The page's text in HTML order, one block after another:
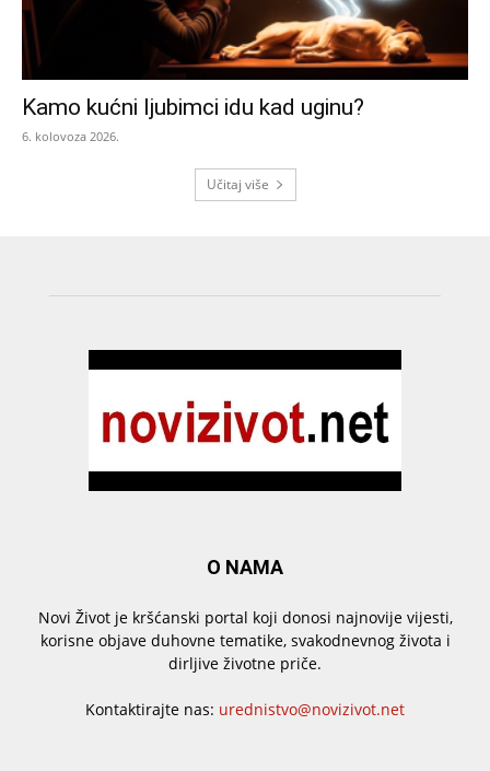
Kamo kućni ljubimci idu kad uginu?
6. kolovoza 2026.
Učitaj više
O NAMA
Novi Život je kršćanski portal koji donosi najnovije vijesti,
korisne objave duhovne tematike, svakodnevnog života i
dirljive životne priče.
Kontaktirajte nas: urednistvo@novizivot.net